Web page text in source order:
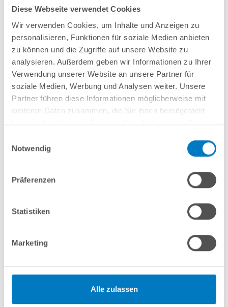
Diese Webseite verwendet Cookies
Wir verwenden Cookies, um Inhalte und Anzeigen zu
personalisieren, Funktionen für soziale Medien anbieten
zu können und die Zugriffe auf unsere Website zu
analysieren. Außerdem geben wir Informationen zu Ihrer
Verwendung unserer Website an unsere Partner für
soziale Medien, Werbung und Analysen weiter. Unsere
Partner führen diese Informationen möglicherweise mit
weiteren Daten zusammen, die Sie ihnen bereitgestellt
Notwendig
Präferenzen
Statistiken
Marketing
Alle zulassen
Stahlwand-Rundbecken POOL SANA HQ in Germany
aus 0,7 mm starker, feuerverzinkter Stahlwand + sehr passgenauer, blauer
PVC-Poolfolie 0,8 mm mitEinhängebiese+Kombi-Spezialhandlaufund
Bodenschienen aus Kunststoff in grau.
In den Warenkorb
Fragen? Wir helfen Ihnen gerne weiter:
Produktbeschreibung
Herstellerangaben